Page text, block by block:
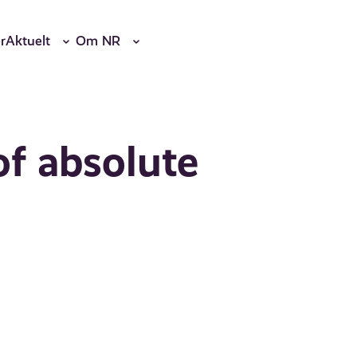
Aktuelt Om NR
absolute